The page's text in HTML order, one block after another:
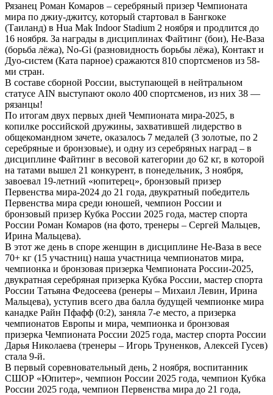
Рязанец Роман Комаров – серебряный призер Чемпионата
мира по джиу-джитсу, который стартовал в Бангкоке
(Таиланд) в Hua Mak Indoor Stadium 2 ноября и продлится до
16 ноября. За награды в дисциплинах Файтинг (бои), Не-Ваза
(борьба лёжа), No-Gi (разновидность борьбы лёжа), Контакт и
Дуо-систем (Ката парное) сражаются 810 спортсменов из 58-
ми стран.
В составе сборной России, выступающей в нейтральном
статусе AIN выступают около 400 спортсменов, из них 38 —
рязанцы!
По итогам двух первых дней Чемпионата мира-2025, в
копилке российской дружины, захватившей лидерство в
общекомандном зачете, оказалось 7 медалей (3 золотые, по 2
серебряные и бронзовые), и одну из серебряных наград – в
дисциплине Файтинг в весовой категории до 62 кг, в которой
на татами вышел 21 конкурент, в понедельник, 3 ноября,
завоевал 19-летний «юпитерец», бронзовый призер
Первенства мира-2024 до 21 года, двукратный победитель
Первенства мира среди юношей, чемпион России и
бронзовый призер Кубка России 2025 года, мастер спорта
России Роман Комаров (на фото, тренеры – Сергей Мальцев,
Ирина Мальцева).
В этот же день в споре женщин в дисциплине Не-Ваза в весе
70+ кг (15 участниц) наша участница чемпионатов мира,
чемпионка и бронзовая призерка Чемпионата России-2025,
двукратная серебряная призерка Кубка России, мастер спорта
России Татьяна Федосеева (ренеры – Михаил Левин, Ирина
Мальцева), уступив всего два балла будущей чемпионке мира
канадке Райн Пфафф (0:2), заняла 7-е место, а призерка
чемпионатов Европы и мира, чемпионка и бронзовая
призерка Чемпионата России 2025 года, мастер спорта России
Дарья Николаева (тренеры – Игорь Труненков, Алексей Гусев)
стала 9-й.
В первый соревновательный день, 2 ноября, воспитанник
СШОР «Юпитер», чемпион России 2025 года, чемпион Кубка
России 2025 года, чемпион Первенства мира до 21 года,